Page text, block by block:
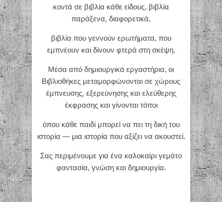
κοντά σε βιβλία κάθε είδους, βιβλία
παράξενα, διαφορετικά,
βιβλία που γεννούν ερωτήματα, που
εμπνέουν και δίνουν φτερά στη σκέψη.
Μέσα από δημιουργικά εργαστήρια, οι
Βιβλιοθήκες μεταμορφώνονται σε χώρους
έμπνευσης, εξερεύνησης και ελεύθερης
έκφρασης και γίνονται τόποι
όπου κάθε παιδί μπορεί να πει τη δική του
ιστορία — μια ιστορία που αξίζει να ακουστεί.
Σας περιμένουμε για ένα καλοκαίρι γεμάτο
φαντασία, γνώση και δημιουργία.